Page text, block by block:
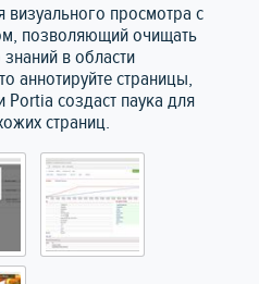
визуального просмотра с
позволяющий очищать
в области
аннотируйте страницы,
Portia создаст паука для
страниц.